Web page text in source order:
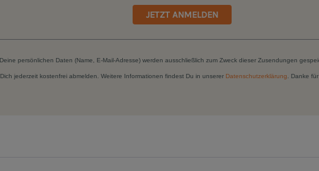
JETZT ANMELDEN
Deine persönlichen Daten (Name, E-Mail-Adresse) werden ausschließlich zum Zweck dieser Zusendungen
Dich jederzeit kostenfrei abmelden. Weitere Informationen findest Du in unserer Datenschutzerklärung. Danke